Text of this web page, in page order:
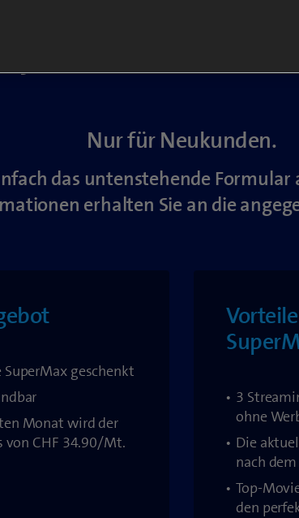
1 Monat «blue
Nur für Neukunden.
das untenstehende Formular
erhalten Sie an die
geschenkt
Monat wird der
von CHF 34.90/Mt.
3
ohne
Die
nach
Top-
den